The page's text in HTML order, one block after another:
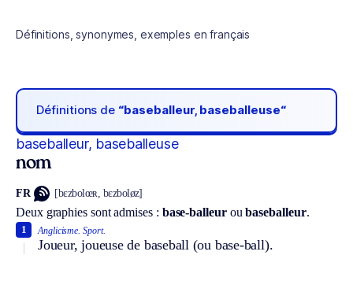
Définitions, synonymes, exemples en français
Définitions de “baseballeur, baseballeuse“
baseballeur, baseballeuse
nom
FR [bɛzbolœʀ, bɛzboløz]
Deux graphies sont admises : base-balleuroubaseballeur.
Anglicisme. Sport.
Joueur, joueuse de baseball (ou base-ball).
1